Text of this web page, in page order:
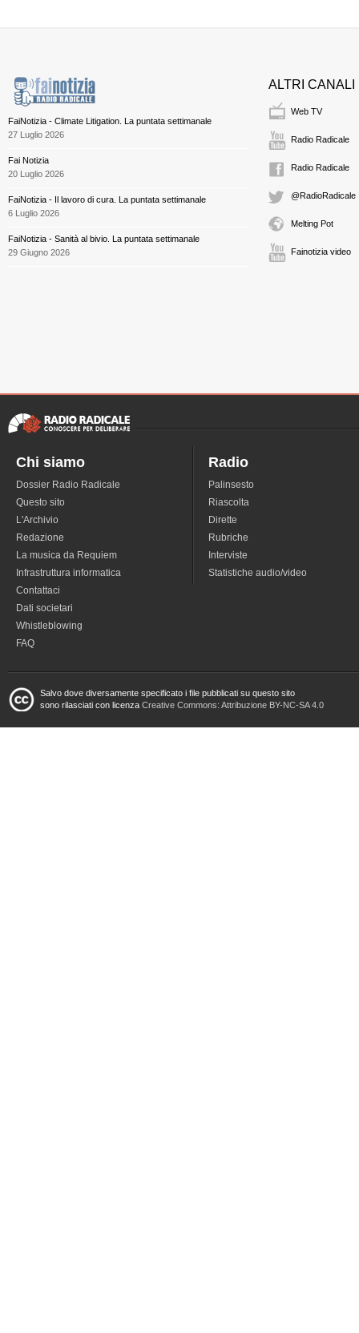
FaiNotizia - Climate Litigation. La puntata settimanale
27 Luglio 2026
Fai Notizia
20 Luglio 2026
FaiNotizia - Il lavoro di cura. La puntata settimanale
6 Luglio 2026
FaiNotizia - Sanità al bivio. La puntata settimanale
29 Giugno 2026
ALTRI CANALI
Web TV
Radio Radicale
Radio Radicale
@RadioRadicale
Melting Pot
Fainotizia video
Chi siamo
Dossier Radio Radicale
Questo sito
L'Archivio
Redazione
La musica da Requiem
Infrastruttura informatica
Contattaci
Dati societari
Whistleblowing
FAQ
Radio
Palinsesto
Riascolta
Dirette
Rubriche
Interviste
Statistiche audio/video
Salvo dove diversamente specificato i file pubblicati su questo sito
sono rilasciati con licenza Creative Commons: Attribuzione BY-NC-SA 4.0